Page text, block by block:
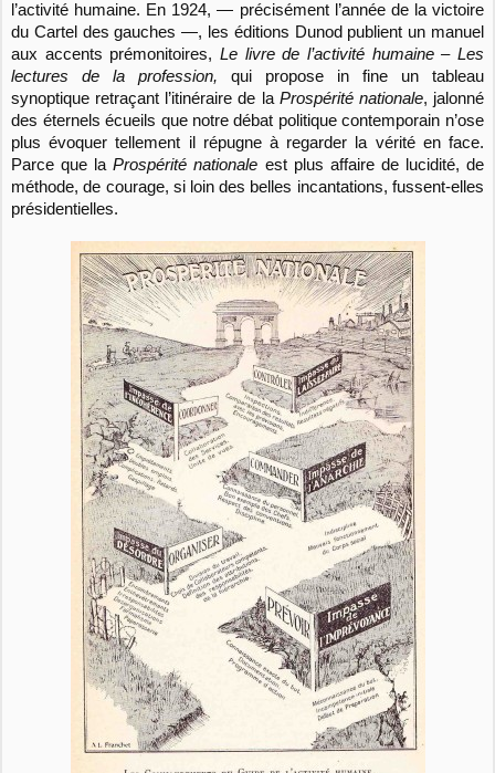
l’activité humaine. En 1924, — précisément l’année de la victoire
du Cartel des gauches —, les éditions Dunod publient un manuel
aux accents prémonitoires,Le livre de l’activité humaine – Les
lectures de la profession,qui propose in fine un tableau
synoptique retraçant l’itinéraire de la Prospérité nationale, jalonné
des éternels écueils que notre débat politique contemporain n’ose
plus évoquer tellement il répugne à regarder la vérité en face.
Parce que laProspérité nationale est plus affaire de lucidité, de
méthode, de courage, si loin des belles incantations, fussent-elles
présidentielles.